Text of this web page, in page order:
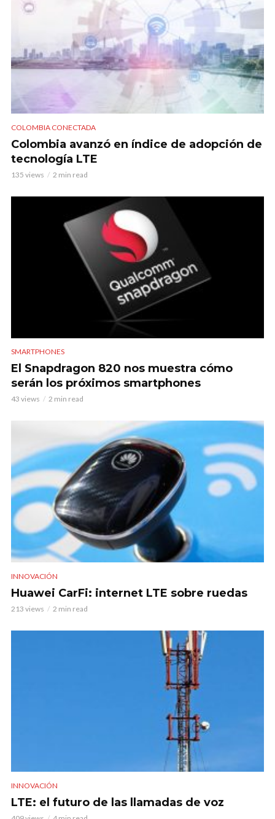
COLOMBIA CONECTADA
Colombia avanzó en índice de adopción de
tecnología LTE
135 views 2 min read
SMARTPHONES
El Snapdragon 820 nos muestra cómo
serán los próximos smartphones
43 views 2 min read
INNOVACIÓN
Huawei CarFi: internet LTE sobre ruedas
213 views 2 min read
INNOVACIÓN
LTE: el futuro de las llamadas de voz